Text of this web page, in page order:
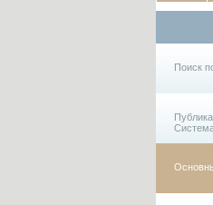
Поиск